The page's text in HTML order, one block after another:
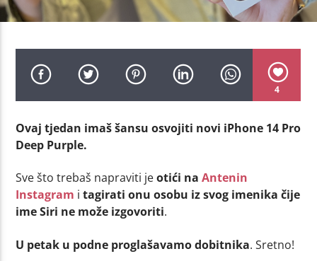
4
Ovaj tjedan imaš šansu osvojiti novi iPhone 14 Pro
Deep Purple.
Sve što trebaš napraviti jeotići naAntenin
Instagram itagirati onu osobu iz svog imenika čije
ime Siri ne može izgovoriti.
U petak u podne proglašavamo dobitnika. Sretno!